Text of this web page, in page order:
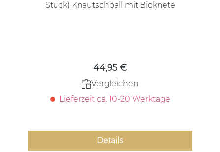
Stück) Knautschball mit Bioknete
44,95 €
Vergleichen
Lieferzeit ca. 10-20 Werktage
Details